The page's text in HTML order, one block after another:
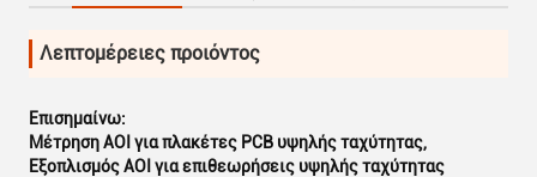
Λεπτομέρειες προιόντος
Επισημαίνω:
Μέτρηση AOI για πλακέτες PCB υψηλής ταχύτητας,
Εξοπλισμός AOI για επιθεωρήσεις υψηλής ταχύτητας